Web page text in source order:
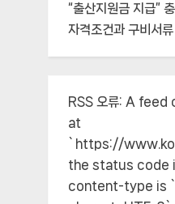
“출산지원금 지급”
자격조건과 구비서류
RSS 오류: A feed
at
`https://
the status code
content-type is